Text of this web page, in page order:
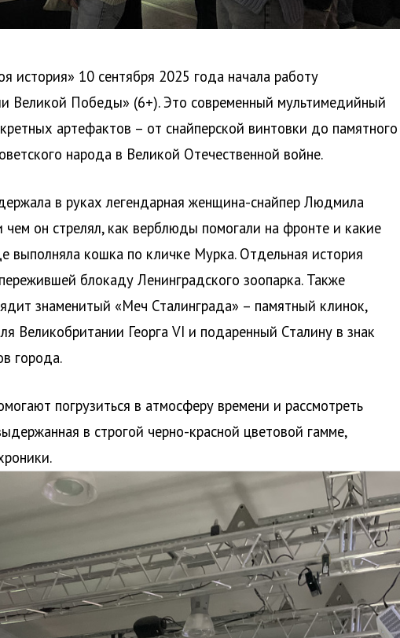
история» 10 сентября 2025 года начала работу
Великой Победы» (6+). Это современный мультимедийный
артефактов – от снайперской винтовки до памятного
народа в Великой Отечественной войне.
в руках легендарная женщина-снайпер Людмила
он стрелял, как верблюды помогали на фронте и какие
выполняла кошка по кличке Мурка. Отдельная история
блокаду Ленинградского зоопарка. Также
знаменитый «Меч Сталинграда» – памятный клинок,
Великобритании Георга VI и подаренный Сталину в знак
города.
погрузиться в атмосферу времени и рассмотреть
в строгой черно-красной цветовой гамме,